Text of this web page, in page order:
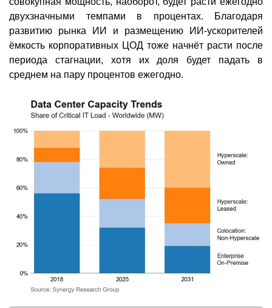
двухзначными темпами в процентах. Благодаря
развитию рынка ИИ и размещению ИИ-ускорителей
ёмкость корпоративных ЦОД тоже начнёт расти после
периода стагнации, хотя их доля будет падать в
среднем на пару процентов ежегодно.